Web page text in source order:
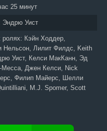
25 минут
Эндрю Уист
ролях: Кэйн Ходдер,
Нельсон, Лилит Филдс, Keith
Уист, Келси МакКанн, Эд
Mecca, Джен Келси, Nick
Филип Майерс, Шелли
M.J. Spomer, Scott